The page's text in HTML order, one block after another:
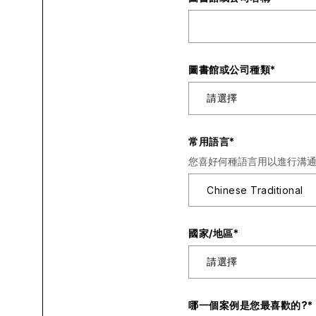
圖書館或公司種類*
常用語言*
您喜好何種語言用以進行溝
國家/地區*
哪一個案例是您最喜歡的?*